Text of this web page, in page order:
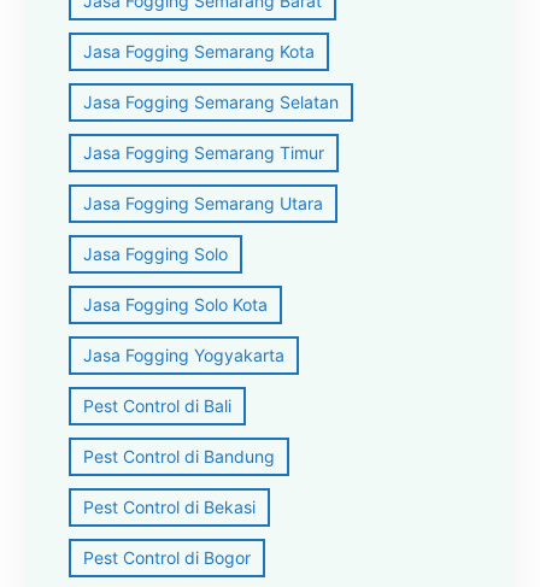
Jasa Fogging Semarang Kota
Jasa Fogging Semarang Selatan
Jasa Fogging Semarang Timur
Jasa Fogging Semarang Utara
Jasa Fogging Solo
Jasa Fogging Solo Kota
Jasa Fogging Yogyakarta
Pest Control di Bali
Pest Control di Bandung
Pest Control di Bekasi
Pest Control di Bogor